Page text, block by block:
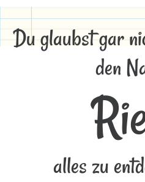
Du glaubst gar
den
alles zu